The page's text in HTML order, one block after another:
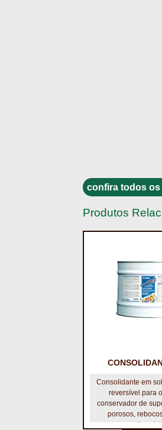
confira todos
Produtos
Consolidante em
reversível para
conservador de
porosos,
camadas